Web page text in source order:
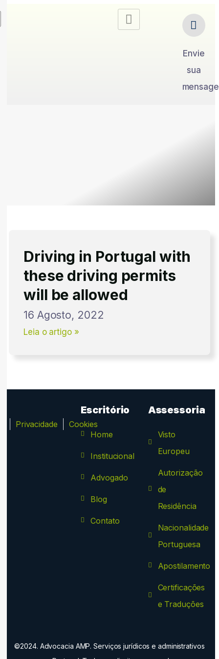
Envie
sua
Driving in Portugal with
these driving permits
will be allowed
16 Agosto, 2022
Leia o artigo »
Privacidade Cookies
Escritório
Home
Institucional
Advogado
Blog
Contato
Assessoria
Visto
Europeu
Autorização
de
Residência
Nacionalidade
Portuguesa
Apostilamento
Certificações
e Traduções
©2024. Advocacia AMP. Serviços jurídicos e administrativos